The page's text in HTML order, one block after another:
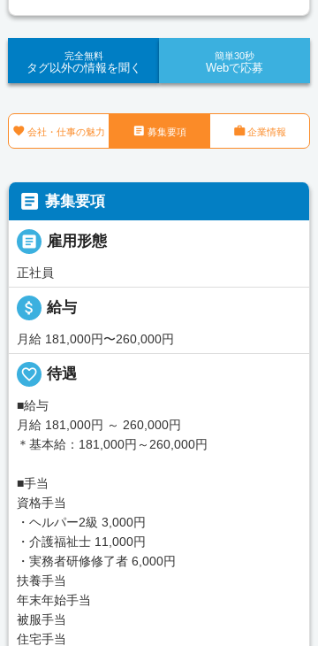
完全無料
タグ以外の情報を聞く
簡単30秒
Webで応募
 会社・仕事の魅力  募集要項 企業情報
 募集要項
 雇用形態
正社員
attach_money 給与
月給 181,000円〜260,000円
favorite_border 待遇
■給与
月給 181,000円 ～ 260,000円
＊基本給：181,000円～260,000円
■手当
資格手当
・ヘルパー2級 3,000円
・介護福祉士 11,000円
・実務者研修修了者 6,000円
扶養手当
年末年始手当
被服手当
住宅手当